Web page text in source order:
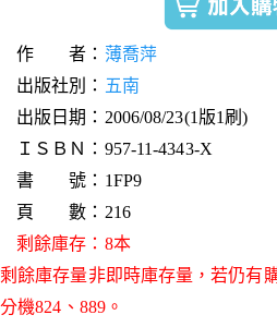
作 者： 薄喬萍
出版社別： 五南
出版日期：2006/08/23(1版1刷)
ＩＳＢＮ：957-11-4343-X
書 號：1FP9
頁 數：216
剩餘庫存：8本
剩餘庫存量非即時庫存量，若仍有
分機824、889。